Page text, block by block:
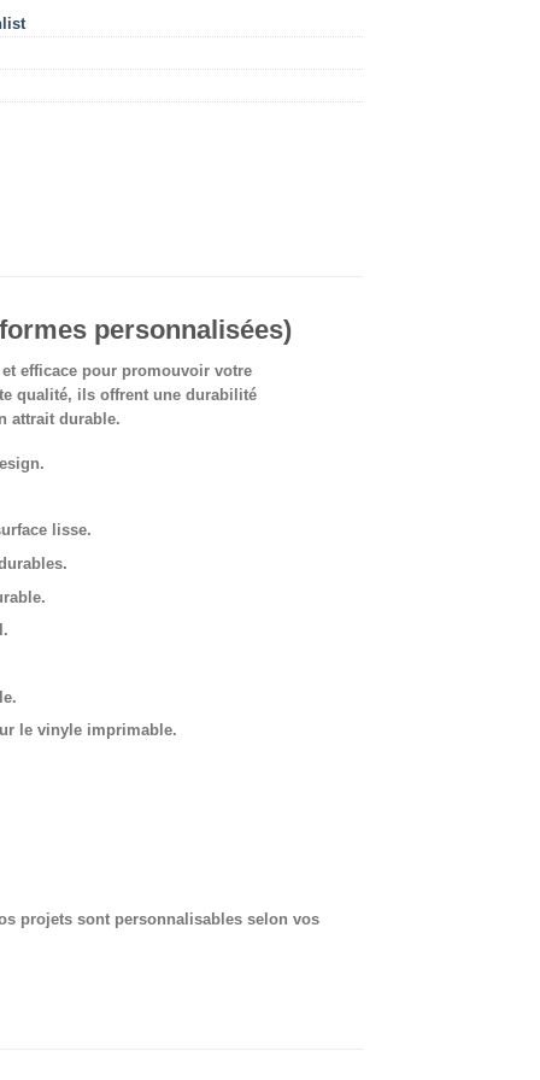
personnalisées)
efficace pour promouvoir votre
qualité, ils offrent une durabilité
attrait durable.
lisse.
le vinyle imprimable.
projets sont personnalisables selon vos